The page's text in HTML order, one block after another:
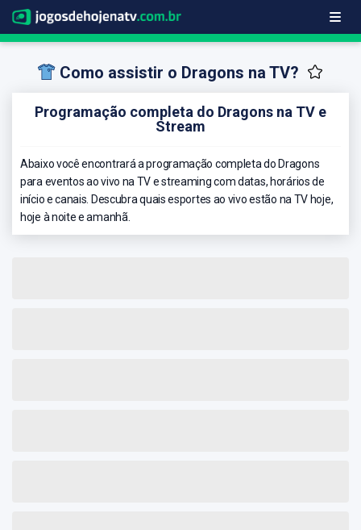
Como assistir o Dragons na TV?
Programação completa do Dragons na TV e
Stream
Abaixo você encontrará a programação completa do Dragons
para eventos ao vivo na TV e streaming com datas, horários de
início e canais. Descubra quais esportes ao vivo estão na TV hoje,
hoje à noite e amanhã.